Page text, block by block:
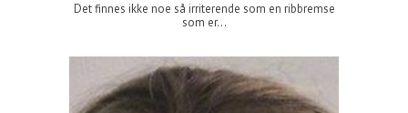
Det finnes ikke noe så irriterende som en ribbremse
som er...